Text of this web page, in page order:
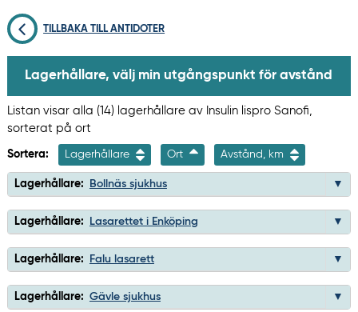
TILLBAKA TILL ANTIDOTER
Lagerhållare, välj min utgångspunkt för avstånd
Listan visar alla (14) lagerhållare av Insulin lispro Sanofi,
sorterat på ort
Sortera: Lagerhållare Ort Avstånd, km
Lagerhållare: Bollnäs sjukhus
Lagerhållare: Lasarettet i Enköping
Lagerhållare: Falu lasarett
Lagerhållare: Gävle sjukhus